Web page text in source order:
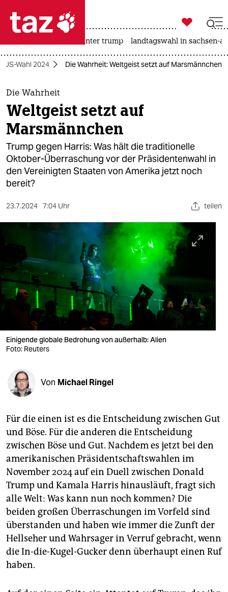
 taz zahl ich
taz zahl ich
themen
politik
öko
gesellschaft
kultur
sport
nord
wahrheit
verlag
veranstaltungen
fragen & hilfe
unterstützen
abo
genossenschaft
epaper login

taz zahl ich
usa unter trump landtagswahl in sachsen-
US-Wahl 2024 Die Wahrheit: Weltgeist setzt auf Marsmännchen
Die Wahrheit
Weltgeist setzt auf
Marsmännchen
Trump gegen Harris: Was hält die traditionelle
Oktober-Überraschung vor der Präsidentenwahl in
den Vereinigten Staaten von Amerika jetzt noch
bereit?
23.7.2024 7:04 Uhr teilen
Einigende globale Bedrohung von außerhalb: Alien
Foto: Reuters
Von Michael Ringel
Für die einen ist es die Entscheidung zwischen Gut
und Böse. Für die anderen die Entscheidung
zwischen Böse und Gut. Nachdem es jetzt bei den
amerikanischen Präsidentschaftswahlen im
November 2024 auf ein Duell zwischen Donald
Trump und Kamala Harris hinausläuft, fragt sich
alle Welt: Was kann nun noch kommen? Die
beiden großen Überraschungen im Vorfeld sind
überstanden und haben wie immer die Zunft der
Hellseher und Wahrsager in Verruf gebracht, wenn
die In-die-Kugel-Gucker denn überhaupt einen Ruf
haben.